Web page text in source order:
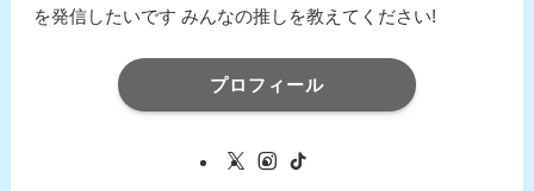
を発信したいです みんなの推しを教えてください!
プロフィール